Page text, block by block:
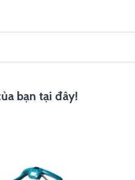
bạn tại đây!